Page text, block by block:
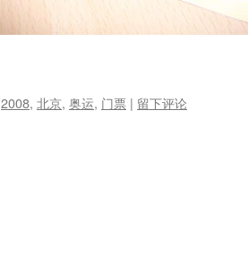
2008, 北京, 奥运, 门票 | 留下评论